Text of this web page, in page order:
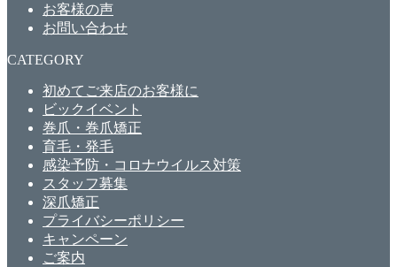
お客様の声
お問い合わせ
CATEGORY
初めてご来店のお客様に
ビックイベント
巻爪・巻爪矯正
育毛・発毛
感染予防・コロナウイルス対策
スタッフ募集
深爪矯正
プライバシーポリシー
キャンペーン
ご案内